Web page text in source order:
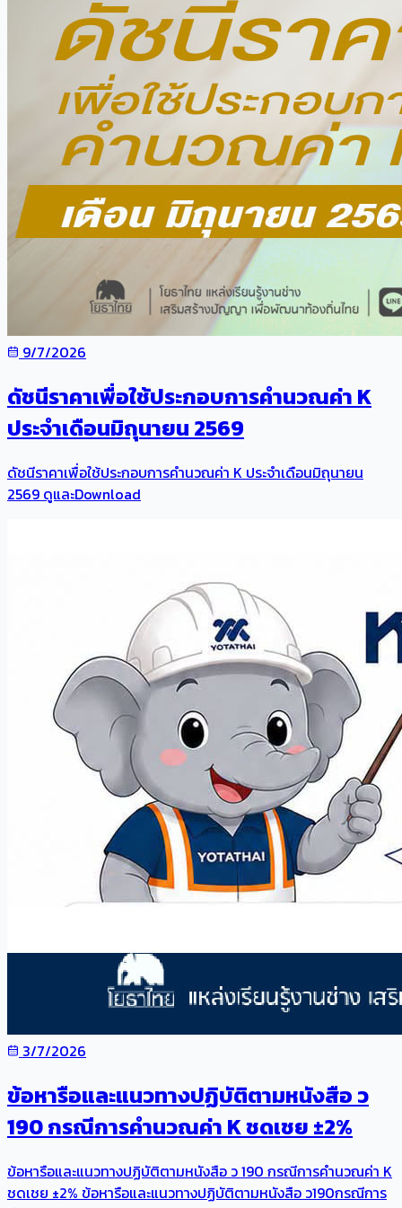
9/7/2026
ดัชนีราคาเพื่อใช้ประกอบการคำนวณค่า K
ประจำเดือนมิถุนายน 2569
ดัชนีราคาเพื่อใช้ประกอบการคำนวณค่า K ประจำเดือนมิถุนายน
2569 ดูและDownload
3/7/2026
ข้อหารือและแนวทางปฏิบัติตามหนังสือ ว
190 กรณีการคำนวณค่า K ชดเชย ±2%
ข้อหารือและแนวทางปฏิบัติตามหนังสือ ว 190 กรณีการคำนวณค่า K
ชดเชย ±2% ข้อหารือและแนวทางปฏิบัติตามหนังสือ ว190กรณีการ